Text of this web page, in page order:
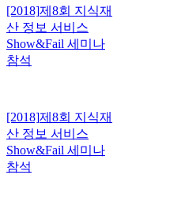
[2018]제8회 지식재
산 정보 서비스
Show&Fail 세미나
참석
[2018]제8회 지식재
산 정보 서비스
Show&Fail 세미나
참석